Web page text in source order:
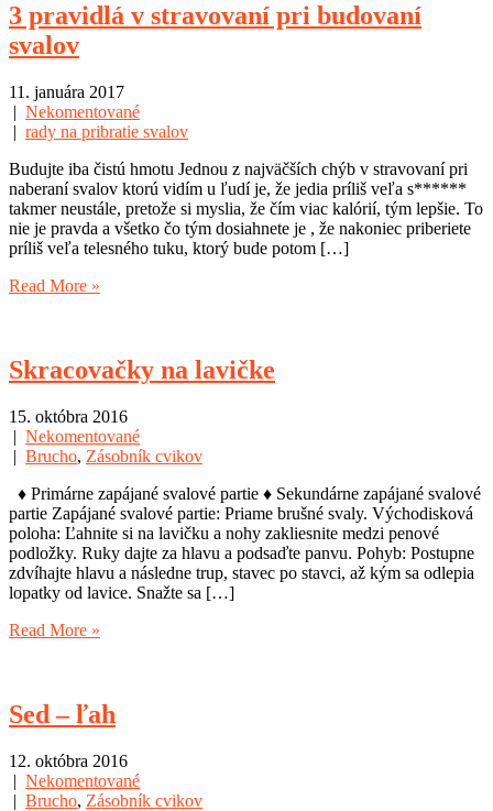
3 pravidlá v stravovaní pri budovaní
svalov
11. januára 2017
| Nekomentované
| rady na pribratie svalov
Budujte iba čistú hmotu Jednou z najväčších chýb v stravovaní pri
naberaní svalov ktorú vidím u ľudí je, že jedia príliš veľa s******
takmer neustále, pretože si myslia, že čím viac kalórií, tým lepšie. To
nie je pravda a všetko čo tým dosiahnete je , že nakoniec priberiete
príliš veľa telesného tuku, ktorý bude potom […]
Read More »
Skracovačky na lavičke
15. októbra 2016
| Nekomentované
| Brucho, Zásobník cvikov
♦ Primárne zapájané svalové partie ♦ Sekundárne zapájané svalové
partie Zapájané svalové partie: Priame brušné svaly. Východisková
poloha: Ľahnite si na lavičku a nohy zakliesnite medzi penové
podložky. Ruky dajte za hlavu a podsaďte panvu. Pohyb: Postupne
zdvíhajte hlavu a následne trup, stavec po stavci, až kým sa odlepia
lopatky od lavice. Snažte sa […]
Read More »
Sed – ľah
12. októbra 2016
| Nekomentované
| Brucho, Zásobník cvikov